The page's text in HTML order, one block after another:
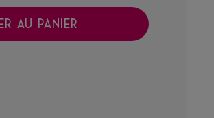
AU PANIER